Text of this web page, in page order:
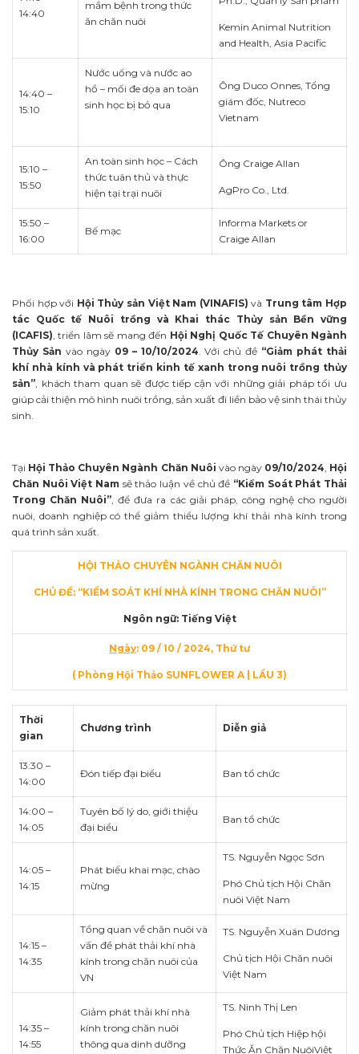
14:40
mầm bệnh trong thức
ăn chăn nuôi
Kemin Animal Nutrition
and Health, Asia Pacific
14:40 –
15:10
Nước uống và nước ao
hồ – mối đe dọa an toàn
sinh học bị bỏ qua
Ông Duco Onnes, Tổng
giám đốc, Nutreco
Vietnam
15:10 –
15:50
An toàn sinh học – Cách
thức tuân thủ và thực
hiện tại trại nuôi
Ông Craige Allan
AgPro Co., Ltd.
15:50 –
16:00
Bế mạc
Informa Markets or
Craige Allan
Phối hợp với Hội Thủy sản Việt Nam (VINAFIS) và Trung tâm Hợp
tác Quốc tế Nuôi trồng và Khai thác Thủy sản Bền vững
(ICAFIS) , triển lãm sẽ mang đến Hội Nghị Quốc Tế Chuyên Ngành
Thủy Sản vào ngày 09 – 10/10/2024 . Với chủ đề “Giảm phát thải
khí nhà kính và phát triển kinh tế xanh trong nuôi trồng thủy
sản” , khách tham quan sẽ được tiếp cận với những giải pháp tối ưu
giúp cải thiện mô hình nuôi trồng, sản xuất đi liền bảo vệ sinh thái thủy
sinh.
Tại Hội Thảo Chuyên Ngành Chăn Nuôi vào ngày09/10/2024, Hội
Chăn Nuôi Việt Nam sẽ thảo luận về chủ đề “Kiểm Soát Phát Thải
Trong Chăn Nuôi”, để đưa ra các giải pháp, công nghệ cho người
nuôi, doanh nghiệp có thể giảm thiểu lượng khí thải nhà kính trong
quá trình sản xuất.
HỘI THẢO CHUYÊN NGÀNH CHĂN NUÔI
CHỦ ĐỀ: “KIỂM SOÁT KHÍ NHÀ KÍNH TRONG CHĂN NUÔI”
Ngôn ngữ: Tiếng Việt
Ngày: 09 / 10 / 2024, Thứ tư
( Phòng Hội Thảo SUNFLOWER A | LẦU 3)
Thời
gian
Chương trình Diễn giả
13:30 –
14:00
Đón tiếp đại biểu Ban tổ chức
14:00 –
14:05
Tuyên bố lý do, giới thiệu
đại biểu
Ban tổ chức
14:05 –
14:15
Phát biểu khai mạc, chào
mừng
TS. Nguyễn Ngọc Sơn
Phó Chủ tịch Hội Chăn
nuôi Việt Nam
14:15 –
14:35
Tổng quan về chăn nuôi và
vấn đề phát thải khí nhà
kính trong chăn nuôi của
VN
TS. Nguyễn Xuân Dương
Chủ tịch Hội Chăn nuôi
Việt Nam
14:35 –
14:55
Giảm phát thải khí nhà
kính trong chăn nuôi
thông qua dinh dưỡng
TS. Ninh Thị Len
Phó Chủ tịch Hiệp hội
Thức Ăn Chăn NuôiViệt